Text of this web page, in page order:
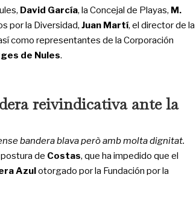
David García, la Concejal de Playas, M.
por la Diversidad, Juan Martí, el director de la
como representantes de la Corporación
de Nules.
reivindicativa ante la
bandera blava però amb molta dignitat.
de Costas, que ha impedido que el
Azulotorgado por la Fundación por la